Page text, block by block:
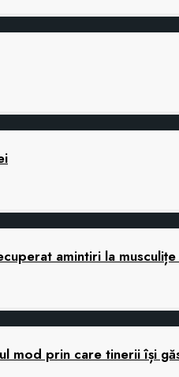
amintiri la
mod prin care tinerii își